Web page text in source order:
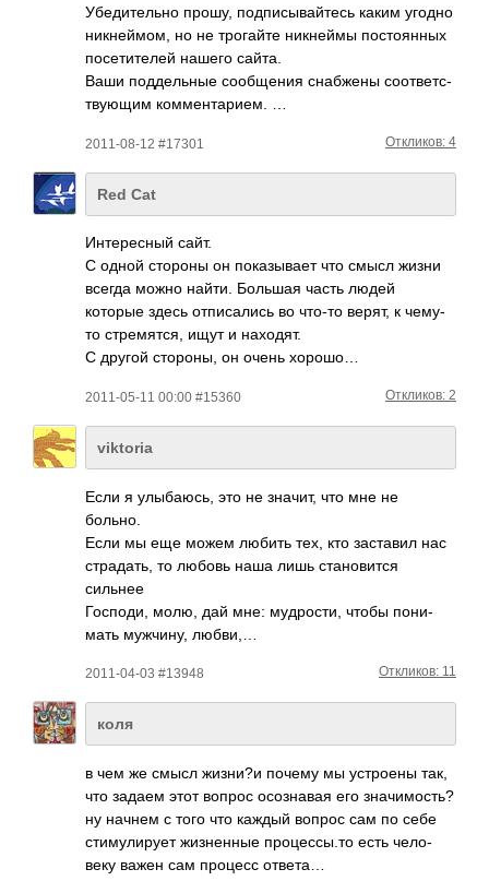
Убед­ител­ьно прошу, подп­исыв­айтесь каким угодно
никн­еймом, но не трог­айте никн­еймы пост­оянных
посе­тите­лей нашего сайта.
Ваши подд­ельные сооб­щения снаб­жены соот­ветс­
твую­щим комм­ента­рием. …
2011-08-12 #17301 Откликов: 4
Red Cat
Интересный сайт.
С одной стороны он показывает что смысл жизни
всегда можно найти. Большая часть людей
которые здесь отписались во что-то верят, к чему-
то стремятся, ищут и находят.
С другой стороны, он очень хорошо…
2011-05-11 00:00 #15360 Откликов: 2
viktoria
Если я улыб­аюсь, это не значит, что мне не
больно.
Если мы еще можем любить тех, кто заст­авил нас
стра­дать, то любовь наша лишь стан­овится
сильнее
Госп­оди, молю, дай мне: мудр­ости, чтобы пони­
мать мужч­ину, любви,…
2011-04-03 #13948 Откликов: 11
коля
в чем же смысл жизни?и почему мы устр­оены так,
что задаем этот вопрос осоз­навая его знач­имос­ть?
ну начнем с того что каждый вопрос сам по себе
стим­улир­ует жизн­енные проц­ессы­.то есть чело­
веку важен сам процесс ответа…